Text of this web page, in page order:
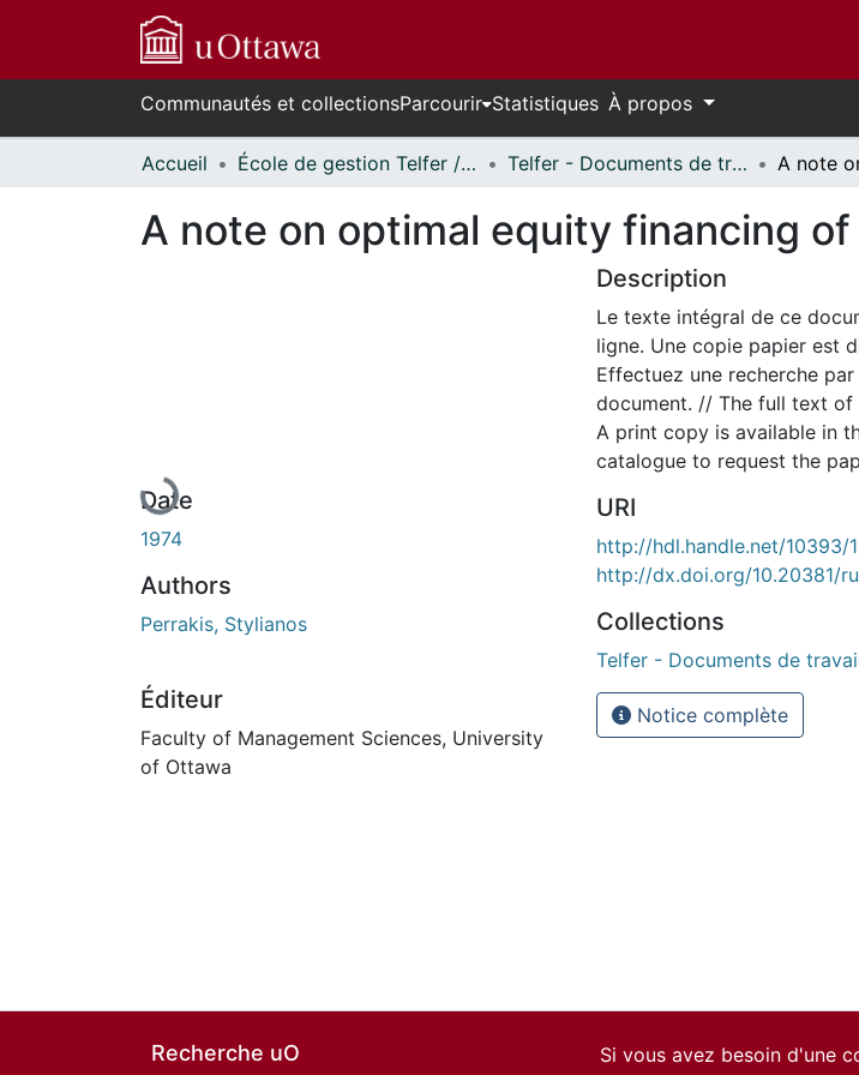
Communautés et collectionsParcourir Statistiques À propos
Accueil École de gestion Telfer // Telfer School of Management Telfer - Documents de travail // Telfer - Working Papers
A note on optimal equity financing
En cours de chargement...
Date
1974
Authors
Perrakis, Stylianos
Éditeur
Faculty of Management Sciences, University
of Ottawa
Description
Le texte intégral de ce
ligne. Une copie papier est
Effectuez une recherche
document. // The full text of
A print copy is available in
catalogue to request the
URI
http://hdl.handle.net/10393/
http://dx.doi.org/10.20381/
Collections
Telfer - Documents de
Notice complète
Recherche uO
Si vous avez besoin d'une